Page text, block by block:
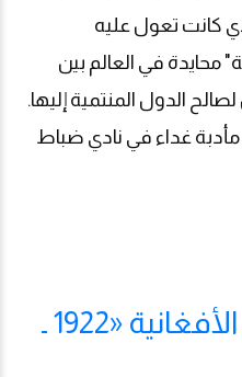
كانت تعول عليه
محايدة في العالم بين
الدول المنتمية إليها.
مأدبة غداء في نادي ضباط
العلاقات المصرية ـ الأفغانية «1922 ـ